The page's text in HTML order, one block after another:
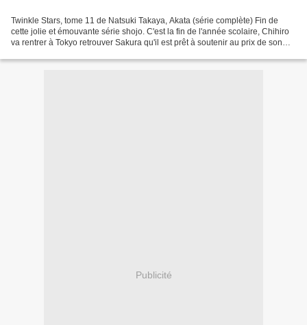
Twinkle Stars, tome 11 de Natsuki Takaya, Akata (série complète) Fin de
cette jolie et émouvante série shojo. C'est la fin de l'année scolaire, Chihiro
va rentrer à Tokyo retrouver Sakura qu'il est prêt à soutenir au prix de son
Publicité